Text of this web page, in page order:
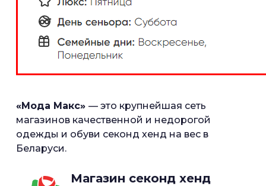
«Мода Макс» — это крупнейшая сеть
магазинов качественной и недорогой
одежды и обуви секонд хенд на вес в
Беларуси.
Магазин секонд хенд